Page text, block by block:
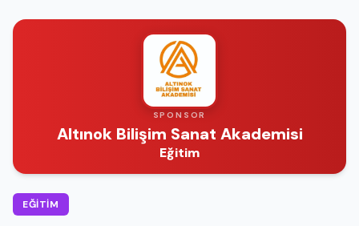
SPONSOR
Altınok Bilişim Sanat Akademisi
Eğitim
EĞITIM